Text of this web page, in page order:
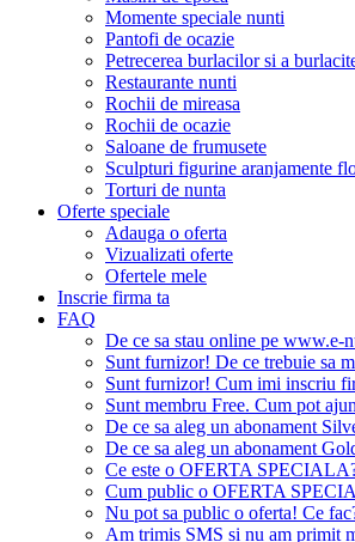
Momente speciale nunti
Pantofi de ocazie
Petrecerea burlacilor si a
Restaurante nunti
Rochii de mireasa
Rochii de ocazie
Saloane de frumusete
Sculpturi figurine aranjamente
Torturi de nunta
Oferte speciale
Adauga o oferta
Vizualizati oferte
Ofertele mele
Inscrie firma ta
FAQ
De ce sa stau online pe www.e-
Sunt furnizor! De ce trebuie sa
Sunt furnizor! Cum imi inscriu
Sunt membru Free. Cum pot
De ce sa aleg un abonament
De ce sa aleg un abonament
Ce este o OFERTA
Cum public o OFERTA
Nu pot sa public o oferta! Ce
Am trimis SMS si nu am primit